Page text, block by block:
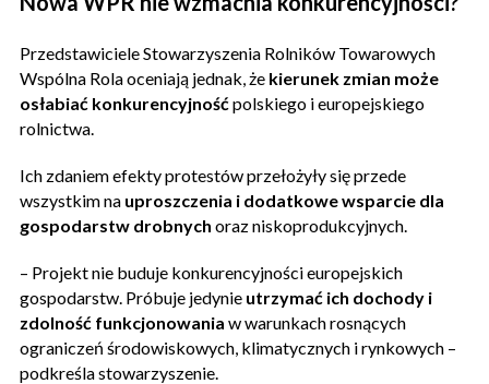
Przedstawiciele Stowarzyszenia Rolników Towarowych
Wspólna Rola oceniają jednak, że kierunek zmian może
osłabiać konkurencyjnośćpolskiego i europejskiego
rolnictwa.
Ich zdaniem efekty protestów przełożyły się przede
wszystkim na uproszczenia i dodatkowe wsparcie dla
gospodarstw drobnych oraz niskoprodukcyjnych.
– Projekt nie buduje konkurencyjności europejskich
gospodarstw. Próbuje jedynie utrzymać ich dochody i
zdolność funkcjonowania w warunkach rosnących
ograniczeń środowiskowych, klimatycznych i rynkowych –
podkreśla stowarzyszenie.